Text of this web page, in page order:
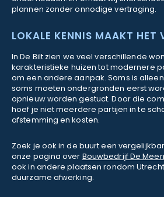
plannen zonder onnodige vertraging.
LOKALE KENNIS MAAKT HET
In De Bilt zien we veel verschillende
karakteristieke huizen tot modernere
om een andere aanpak. Soms is
soms moeten ondergronden eerst
opnieuw worden gestuct. Door die
hoef je niet meerdere partijen in te
afstemming en kosten.
Zoek je ook in de buurt een
onze pagina over Bouwbedrijf De
ook in andere plaatsen rondom
duurzame afwerking.